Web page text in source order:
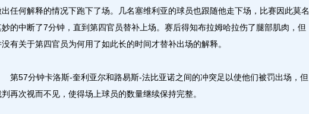
出任何解释的情况下跑下了场。几名塞维利亚的球员也跟随他走下场，比赛因此莫名
妙的中断了7分钟，直到第四官员替补上场。赛后得知布拉姆哈拉伤了腿部肌肉，但
没有关于第四官员为何用了如此长的时间才替补出场的解释。
57分钟卡洛斯-奎利亚尔和路易斯-法比亚诺之间的冲突足以使他们被罚出场，但
判再次视而不见，使得场上球员的数量继续保持完整。